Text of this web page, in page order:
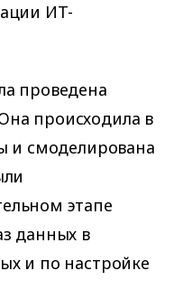
ИТ-
проведена
происходила в
и смоделирована
этапе
данных в
и по настройке